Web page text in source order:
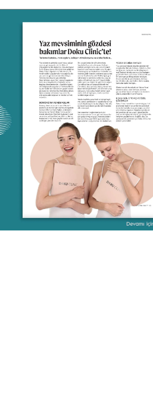
Yanak Dolgusu
Alın Dolgusu
Çene Dolgusu (Jawline)
Akıllı Dolgu
NanoFat
Bölgesel İncelme
Emtone
Emsculpt
CoolSculpting – Soğuk
Lipoliz
Lipocel – Cool Sonic
Çatlak Tedavisi
Lenf Drenaj Ödem
Tedavisi
Leke
Sivilce –
Baby
Alloblast
Tedavisi
Otolog
Tedavisi
Bakımı
El Vitamini
EmFusion
Profhilo